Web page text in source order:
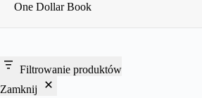
One Dollar Book
Filtrowanie produktów
Zamknij